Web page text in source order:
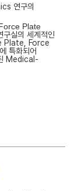
연구의
Plate
구실의 세계적인
Plate, Force
특화되어
Medical-